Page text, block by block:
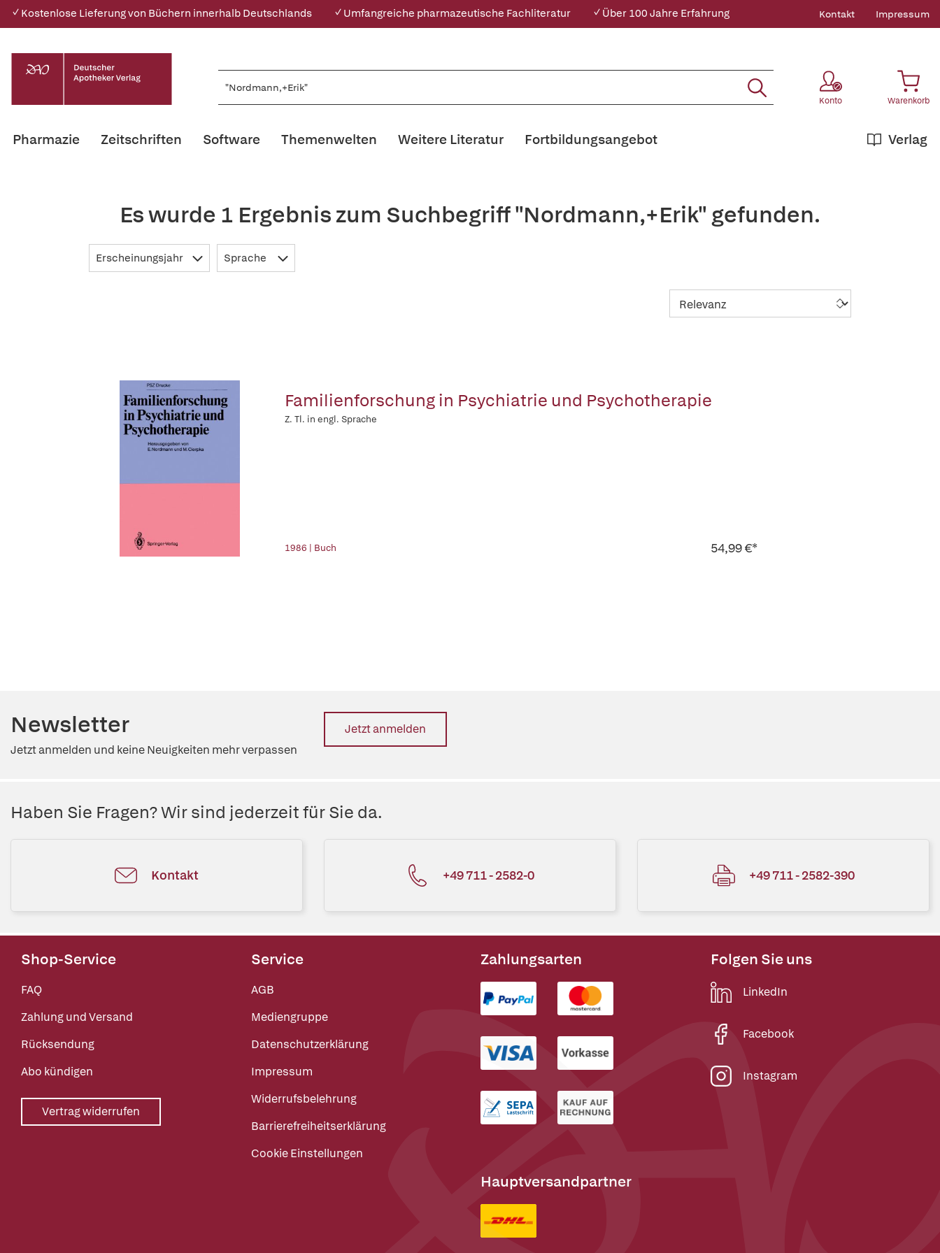
✓ Kostenlose Lieferung von Büchern innerhalb Deutschlands ✓ Umfangreiche pharmazeutische Fachliteratur ✓ Über 100 Jahre Erfahrung Kontakt Impressum
Konto Warenkorb
Pharmazie Zeitschriften Software Themenwelten Weitere Literatur Verlag
Fortbildungsangebot
Es wurde 1 Ergebnis zum Suchbegriff "Nordmann,+Erik" gefunden.
Erscheinungsjahr Sprache
Familienforschung in Psychiatrie und Psychotherapie
Z. Tl. in engl. Sprache
1986 | Buch 54,99 €*
Newsletter
Jetzt anmelden und keine Neuigkeiten mehr verpassen
Jetzt anmelden
Haben Sie Fragen? Wir sind jederzeit für Sie da.
Kontakt +49 711 - 2582-0 +49 711 - 2582-390
Shop-Service
FAQ
Zahlung und Versand
Rücksendung
Abo kündigen
Vertrag widerrufen
Service
AGB
Mediengruppe
Datenschutzerklärung
Impressum
Widerrufsbelehrung
Barrierefreiheitserklärung
Cookie Einstellungen
Zahlungsarten
Hauptversandpartner
Folgen Sie uns
LinkedIn
Facebook
Instagram